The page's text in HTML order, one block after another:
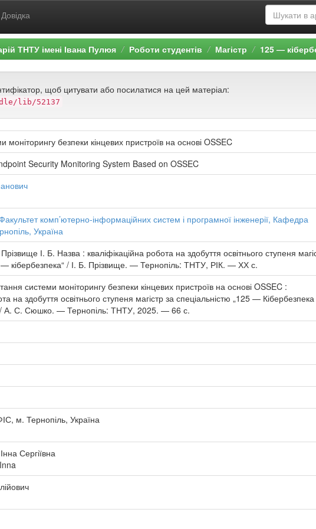
Довідка
ТНТУ імені Івана Пулюя Роботи студентів Магістр 125 —
щоб цитувати або посилатися на цей матеріал:
lib/52137
моніторингу безпеки кінцевих пристроїв на основі OSSEC
Security Monitoring System Based on OSSEC
комп’ютерно-інформаційних систем і програмної інженерії, Кафедра
Україна
І. Б. Назва : кваліфікаційна робота на здобуття освітнього ступеня
— кібербезпека“ / І. Б. Прізвище. — Тернопіль: ТНТУ, РІК. — ХХ с.
системи моніторингу безпеки кінцевих пристроїв на основі OSSEC :
на здобуття освітнього ступеня магістр за спеціальністю „125 —
/ А. С. Сюшко. — Тернопіль: ТНТУ, 2025. — 66 с.
м. Тернопіль, Україна
Сергіївна